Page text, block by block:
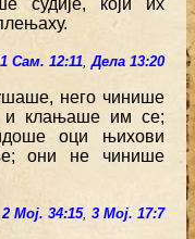
судије, који их
1 Сам. 12:11,Дела 13:20
него чинише
и клањаше им се;
оци њихови
они не чинише
2 Мој. 34:15, 3 Мој. 17:7